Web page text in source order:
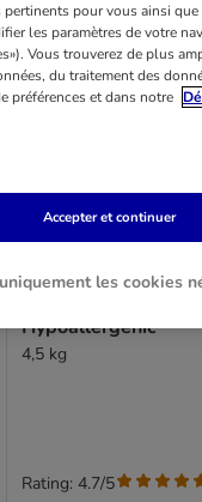
Royal Canin
Hypoallergenic
4,5 kg
Rating: 4.7/5
pour vous ainsi
les paramètres de votre
Vous trouverez de plus
du traitement des
préférences et dans notre
les cookies
Accepter et continuer